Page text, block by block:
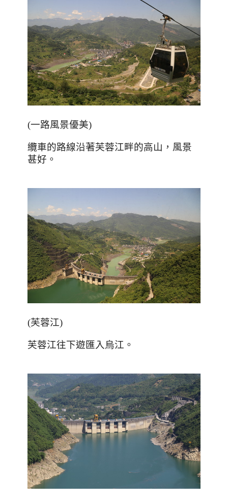
(一路風景優美)
纜車的路線沿著芙蓉江畔的高山，風景
甚好。
(芙蓉江)
芙蓉江往下遊匯入烏江。